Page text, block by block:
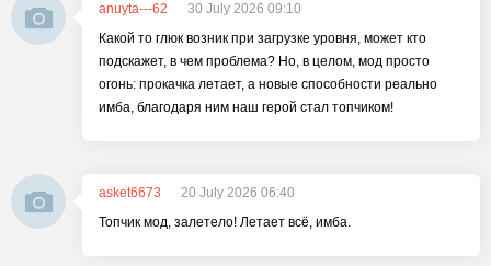
anuyta---62
30 July 2026 09:10
Какой то глюк возник при загрузке уровня, может кто
подскажет, в чем проблема? Но, в целом, мод просто
огонь: прокачка летает, а новые способности реально
имба, благодаря ним наш герой стал топчиком!
asket6673
20 July 2026 06:40
Топчик мод, залетело! Летает всё, имба.